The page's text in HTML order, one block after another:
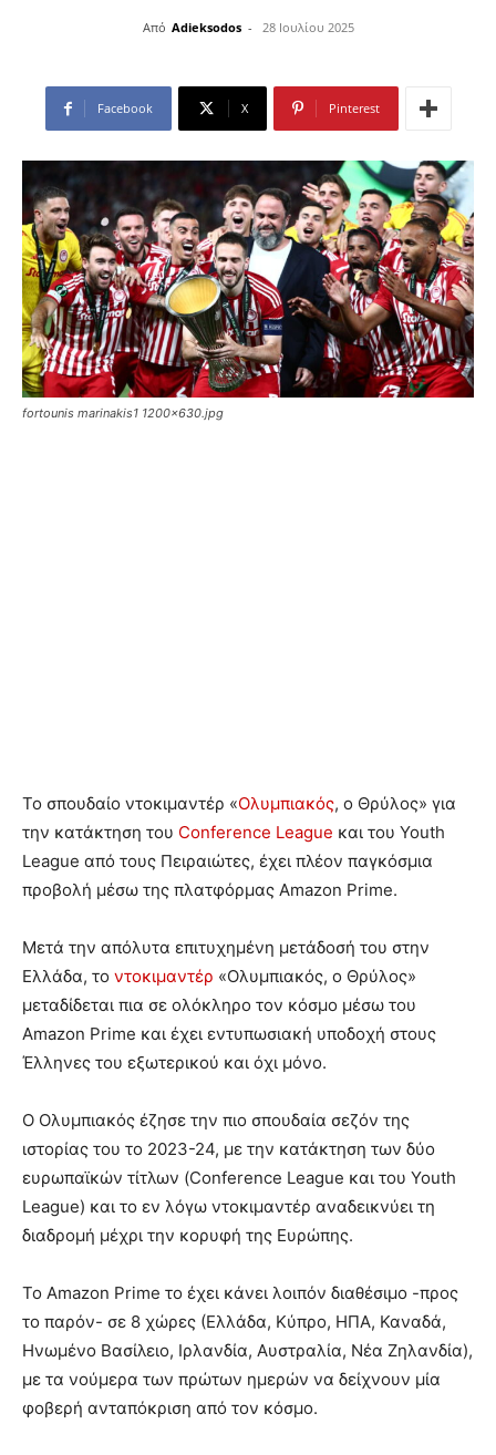
Από Adieksodos - 28 Ιουλίου 2025
Facebook X Pinterest
fortounis marinakis1 1200x630.jpg
Το σπουδαίο ντοκιμαντέρ «Ολυμπιακός, ο Θρύλος» για
την κατάκτηση του Conference League και του Youth
League από τους Πειραιώτες, έχει πλέον παγκόσμια
προβολή μέσω της πλατφόρμας Amazon Prime.
Μετά την απόλυτα επιτυχημένη μετάδοσή του στην
Ελλάδα, το ντοκιμαντέρ «Ολυμπιακός, ο Θρύλος»
μεταδίδεται πια σε ολόκληρο τον κόσμο μέσω του
Amazon Prime και έχει εντυπωσιακή υποδοχή στους
Έλληνες του εξωτερικού και όχι μόνο.
Ο Ολυμπιακός έζησε την πιο σπουδαία σεζόν της
ιστορίας του το 2023-24, με την κατάκτηση των δύο
ευρωπαϊκών τίτλων (Conference League και του Youth
League) και το εν λόγω ντοκιμαντέρ αναδεικνύει τη
διαδρομή μέχρι την κορυφή της Ευρώπης.
Το Amazon Prime το έχει κάνει λοιπόν διαθέσιμο -προς
το παρόν- σε 8 χώρες (Ελλάδα, Κύπρο, ΗΠΑ, Καναδά,
Ηνωμένο Βασίλειο, Ιρλανδία, Αυστραλία, Νέα Ζηλανδία),
με τα νούμερα των πρώτων ημερών να δείχνουν μία
φοβερή ανταπόκριση από τον κόσμο.